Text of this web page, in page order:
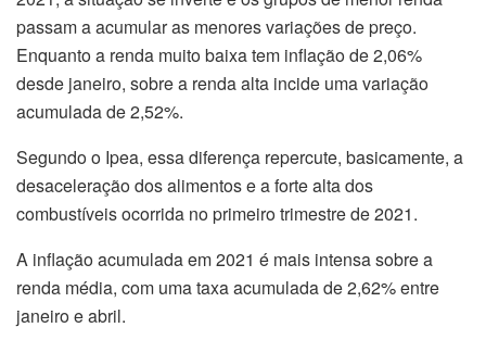
passam a acumular as menores variações de preço.
Enquanto a renda muito baixa tem inflação de 2,06%
desde janeiro, sobre a renda alta incide uma variação
acumulada de 2,52%.
Segundo o Ipea, essa diferença repercute, basicamente, a
desaceleração dos alimentos e a forte alta dos
combustíveis ocorrida no primeiro trimestre de 2021.
A inflação acumulada em 2021 é mais intensa sobre a
renda média, com uma taxa acumulada de 2,62% entre
janeiro e abril.